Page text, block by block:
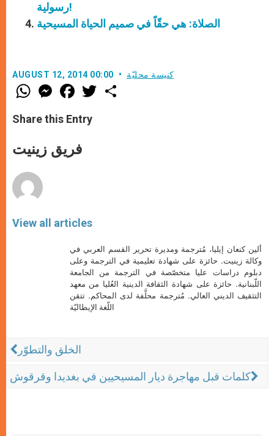
رسولية!
الصلاة: هي حقّاً في صميم الحياة المسيحية
AUGUST 12, 2014 00:00 كنيسة محليّة
W
h
t
s
p
p
M
e
s
e
g
e
F
a
e
b
o
k
w
Share this Entry
فريق زينيت
View all articles
ألين كنعان إيليا، مُترجمة ومديرة تحرير القسم العربي في
وكالة زينيت. حائزة على شهادة تعليمية في الترجمة وعلى
دبلوم دراسات عليا متخصّصة في الترجمة من الجامعة
اللّبنانية. حائزة على شهادة الثقافة الدينية العُليا من معهد
التثقيف الديني العالي. مُترجمة محلَّفة لدى المحاكم. تتقن
اللّغة الإيطاليّة
الخلق والتطوّر
كلمات قبل مهاجرة ديار المسيحيين في بغديدا وقرقوش